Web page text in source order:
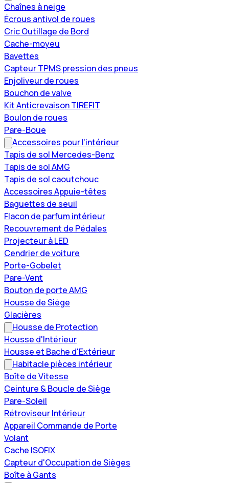
Chaînes à neige
Écrous antivol de roues
Cric Outillage de Bord
Cache-moyeu
Bavettes
Capteur TPMS pression des pneus
Enjoliveur de roues
Bouchon de valve
Kit Anticrevaison TIREFIT
Boulon de roues
Pare-Boue
Accessoires pour l'intérieur
Tapis de sol Mercedes-Benz
Tapis de sol AMG
Tapis de sol caoutchouc
Accessoires Appuie-têtes
Baguettes de seuil
Flacon de parfum intérieur
Recouvrement de Pédales
Projecteur à LED
Cendrier de voiture
Porte-Gobelet
Pare-Vent
Bouton de porte AMG
Housse de Siège
Glacières
Housse de Protection
Housse d'Intérieur
Housse et Bache d'Extérieur
Habitacle pièces intérieur
Boîte de Vitesse
Ceinture & Boucle de Siège
Pare-Soleil
Rétroviseur Intérieur
Appareil Commande de Porte
Volant
Cache ISOFIX
Capteur d'Occupation de Sièges
Boîte à Gants